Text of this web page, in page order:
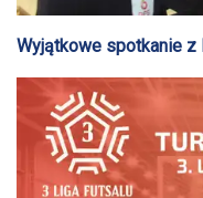
Wyjątkowe spotkanie
Jedynce